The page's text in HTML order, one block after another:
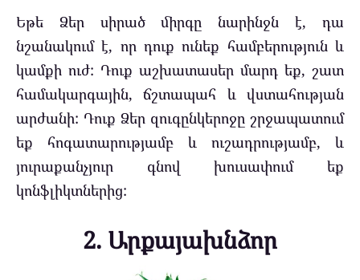
Եթե Ձեր սիրած միրգը նարինջն է, դա
նշանակում է, որ դուք ունեք համբերություն և
կամքի ուժ: Դուք աշխատասեր մարդ եք, շատ
համակարգային, ճշտապահ և վստահության
արժանի: Դուք Ձեր զուգընկերոջը շրջապատում
եք հոգատարությամբ և ուշադրությամբ, և
յուրաքանչյուր գնով խուսափում եք
կոնֆլիկտներից:
2. Արքայախնձոր